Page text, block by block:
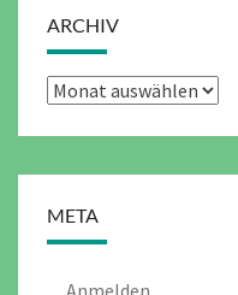
ARCHIV
Archiv
META